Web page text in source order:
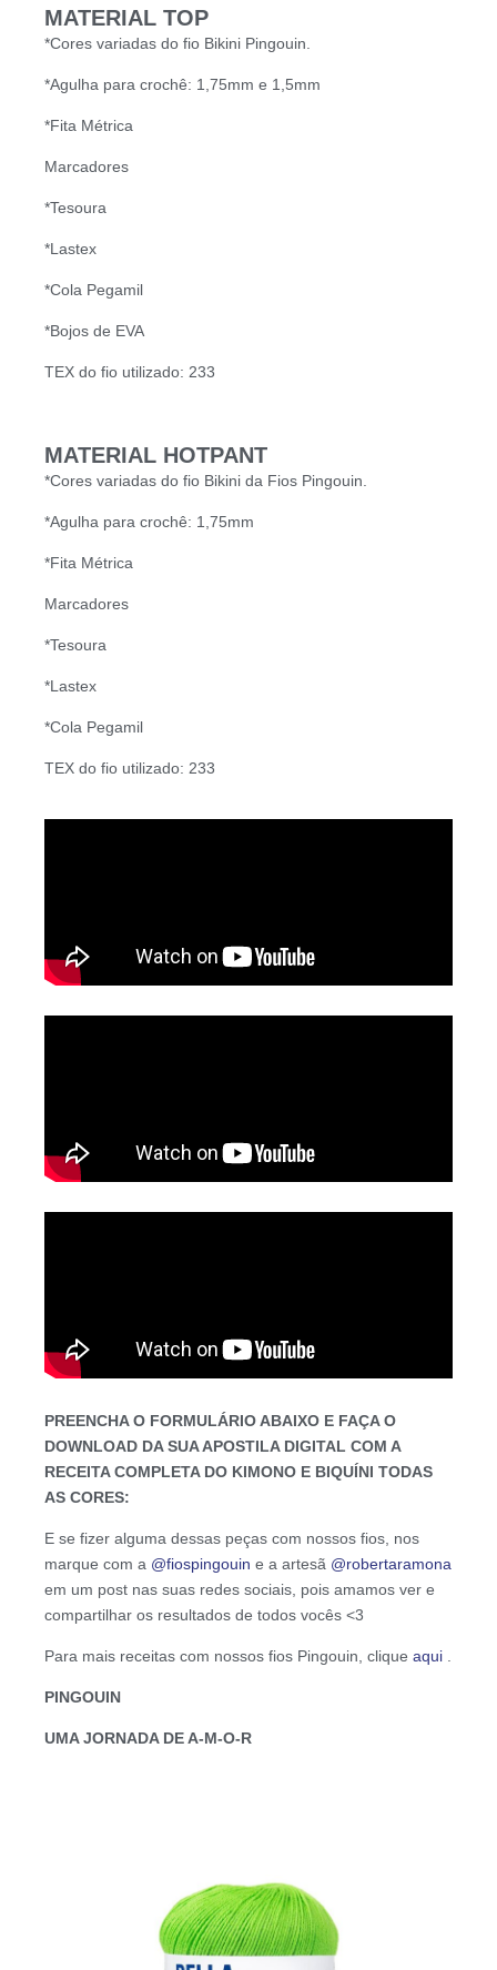
MATERIAL TOP
*Cores variadas do fio Bikini Pingouin.
*Agulha para crochê: 1,75mm e 1,5mm
*Fita Métrica
Marcadores
*Tesoura
*Lastex
*Cola Pegamil
*Bojos de EVA
TEX do fio utilizado: 233
MATERIAL HOTPANT
*Cores variadas do fio Bikini da Fios Pingouin.
*Agulha para crochê: 1,75mm
*Fita Métrica
Marcadores
*Tesoura
*Lastex
*Cola Pegamil
TEX do fio utilizado: 233
PREENCHA O FORMULÁRIO ABAIXO E FAÇA O
DOWNLOAD DA SUA APOSTILA DIGITAL COM A
RECEITA COMPLETA DO KIMONO E BIQUÍNI TODAS
AS CORES:
E se fizer alguma dessas peças com nossos fios, nos
marque com a @fiospingouin e a artesã @robertaramona
em um post nas suas redes sociais, pois amamos ver e
compartilhar os resultados de todos vocês <3
Para mais receitas com nossos fios Pingouin, clique aqui
PINGOUIN
UMA JORNADA DE A-M-O-R